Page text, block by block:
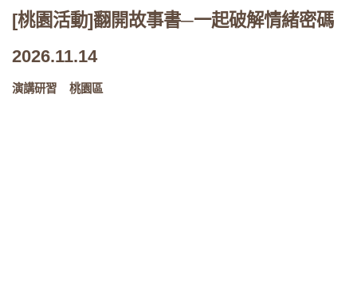
[桃園活動]翻開故事書─一起破解情緒密碼
2026.11.14
演講研習 桃園區